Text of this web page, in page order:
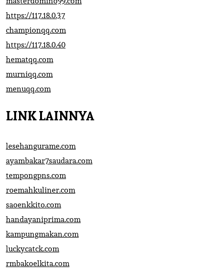
https://117.18.0.37
championqq.com
https://117.18.0.40
hematqq.com
murniqq.com
menuqq.com
LINK LAINNYA
lesehangurame.com
ayambakar7saudara.com
tempongpns.com
roemahkuliner.com
saoenkkito.com
handayaniprima.com
kampungmakan.com
luckycatck.com
rmbakoelkita.com